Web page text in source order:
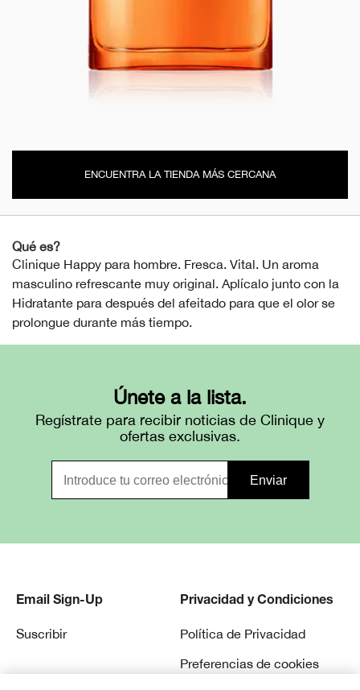
ENCUENTRA LA TIENDA MÁS CERCANA
Qué es?
Clinique Happy para hombre. Fresca. Vital. Un aroma
masculino refrescante muy original. Aplícalo junto con la
Hidratante para después del afeitado para que el olor se
prolongue durante más tiempo.
Únete a la lista.
Regístrate para recibir noticias de Clinique y
ofertas exclusivas.
Email Sign-Up
Suscribir
Privacidad y Condiciones
Política de Privacidad
Preferencias de cookies